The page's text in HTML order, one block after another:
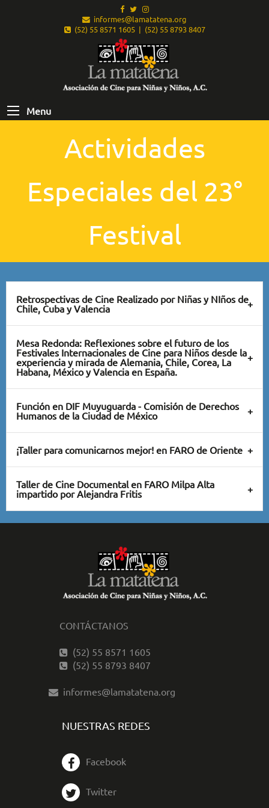
informes@lamatatena.org
(52) 55 8571 1605 | (52) 55 8793 8407
Menu
Actividades
Especiales del 23°
Festival
Retrospectivas de Cine Realizado por Niñas y NIños de
Chile, Cuba y Valencia
Mesa Redonda: Reflexiones sobre el futuro de los
Festivales Internacionales de Cine para Niños desde la
experiencia y mirada de Alemania, Chile, Corea, La
Habana, México y Valencia en España.
Función en DIF Muyuguarda - Comisión de Derechos
Humanos de la Ciudad de México
¡Taller para comunicarnos mejor! en FARO de Oriente
Taller de Cine Documental en FARO Milpa Alta
impartido por Alejandra Fritis
CONTÁCTANOS
(52) 55 8571 1605
(52) 55 8793 8407
informes@lamatatena.org
NUESTRAS REDES
Facebook
Twitter